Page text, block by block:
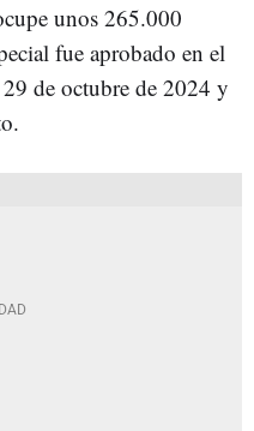
unos 265.000
fue aprobado en el
de octubre de 2024 y